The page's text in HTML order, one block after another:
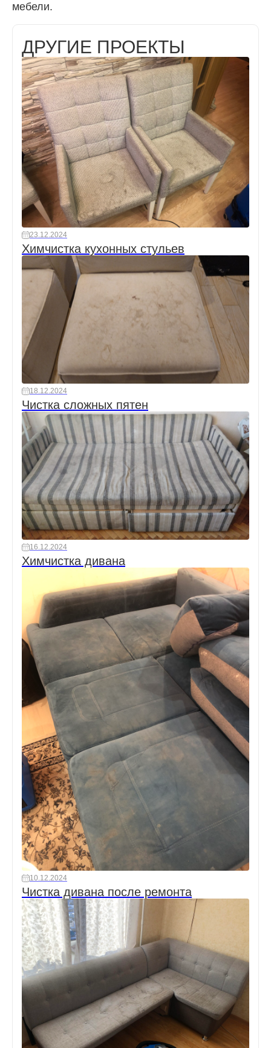
мебели.
ДРУГИЕ ПРОЕКТЫ
23.12.2024
Химчистка кухонных стульев
18.12.2024
Чистка сложных пятен
16.12.2024
Химчистка дивана
10.12.2024
Чистка дивана после ремонта